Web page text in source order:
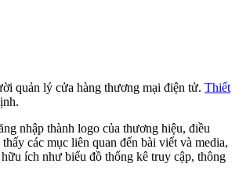
quản lý cửa hàng thương mại điện tử. Thiết
nhập thành logo của thương hiệu, điều
các mục liên quan đến bài viết và media,
ích như biểu đồ thống kê truy cập, thông